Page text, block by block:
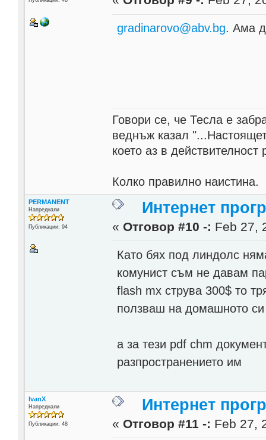
gradinarovo@abv.bg. Ама
Говори се, че Тесла е
веднъж казал
което аз в
Колко правилно наистина.
PERMANENT
Напреднали
Публикации: 94
Интернет
« Отговор #10 -: Feb 27,
Като бях под линдолс
комунист съм не давам
flash mx струва 300$ то
ползваш на домашното
а за тези pdf chm
разпространението им
IvanX
Напреднали
Публикации: 48
Интернет
« Отговор #11 -: Feb 27,